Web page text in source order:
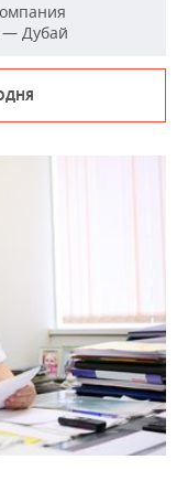
— Дубай